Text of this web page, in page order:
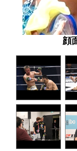
顔